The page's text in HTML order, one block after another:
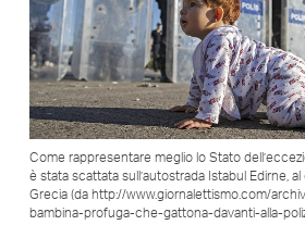
Come rappresentare meglio lo Stato
è stata scattata sull’autostrada Istabul Edirne,
Grecia (da http://www.giornalettismo.com/
bambina-profuga-che-gattona-davanti-alla-